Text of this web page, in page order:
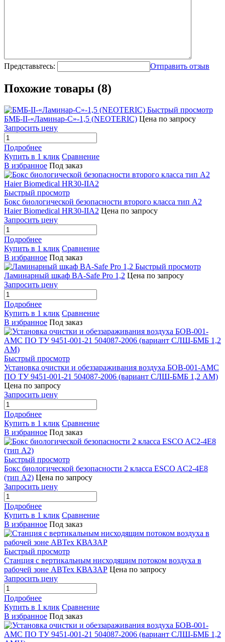
Представьтесь: Отправить отзыв
Похожие товары (8)
Быстрый просмотр
БМБ-II-«Ламинар-С»-1,5 (NEOTERIC) Цена по запросу
Запросить цену
Подробнее
Купить в 1 клик Сравнение
В избранное Под заказ
Быстрый просмотр
Бокс биологической безопасности второго класса тип А2
Haier Biomedical HR30-IIA2 Цена по запросу
Запросить цену
Подробнее
Купить в 1 клик Сравнение
В избранное Под заказ
Быстрый просмотр
Ламинарный шкаф BA-Safe Pro 1,2 Цена по запросу
Запросить цену
Подробнее
Купить в 1 клик Сравнение
В избранное Под заказ
Быстрый просмотр
Установка очистки и обеззараживания воздуха БОВ-001-АМС
ПО ТУ 9451-001-21 504087-2006 (вариант СЛШ-БМБ 1,2 АМ)
Цена по запросу
Запросить цену
Подробнее
Купить в 1 клик Сравнение
В избранное Под заказ
Быстрый просмотр
Бокс биологической безопасности 2 класса ESCO AC2-4E8
(тип A2) Цена по запросу
Запросить цену
Подробнее
Купить в 1 клик Сравнение
В избранное Под заказ
Быстрый просмотр
Станция с вертикальным нисходящим потоком воздуха в
рабочей зоне АВТех КВАЗАР Цена по запросу
Запросить цену
Подробнее
Купить в 1 клик Сравнение
В избранное Под заказ